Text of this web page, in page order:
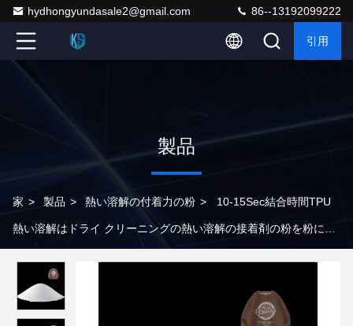
hydhongyundasale2@gmail.com 86--13192099222
引用
製品
家 > 製品 > 熱い溶解の付着力の粉 > 10-15Sec結合時間TPU
熱い溶解はドライ クリーニングの熱い溶解の接着剤の粉を粉にし